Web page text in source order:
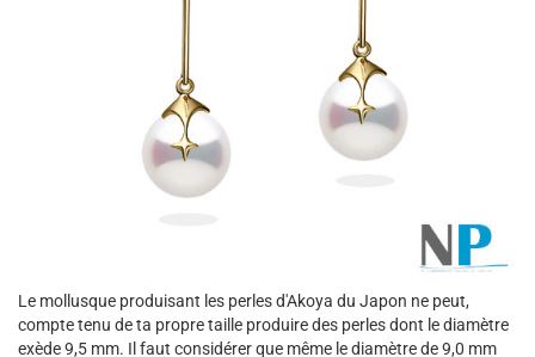
Le mollusque produisant les perles d'Akoya du Japon ne peut,
compte tenu de ta propre taille produire des perles dont le diamètre
exède 9,5 mm. Il faut considérer que même le diamètre de 9,0 mm